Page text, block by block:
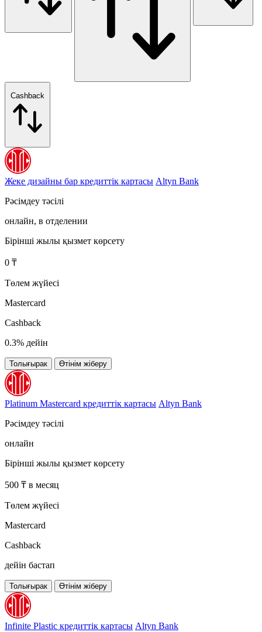
Cashback
Жеке дизайны бар кредиттік картасы Altyn Bank
Рәсімдеу тәсілі
онлайн, в отделении
Бірінші жылы қызмет көрсету
0 ₸
Төлем жүйесі
Mastercard
Cashback
0.3% дейін
Толығырак Өтінім жіберу
Platinum Mastercard кредиттік картасы Altyn Bank
Рәсімдеу тәсілі
онлайн
Бірінші жылы қызмет көрсету
500 ₸ в месяц
Төлем жүйесі
Mastercard
Cashback
дейін бастап
Толығырак Өтінім жіберу
Infinite Plastic кредиттік картасы Altyn Bank